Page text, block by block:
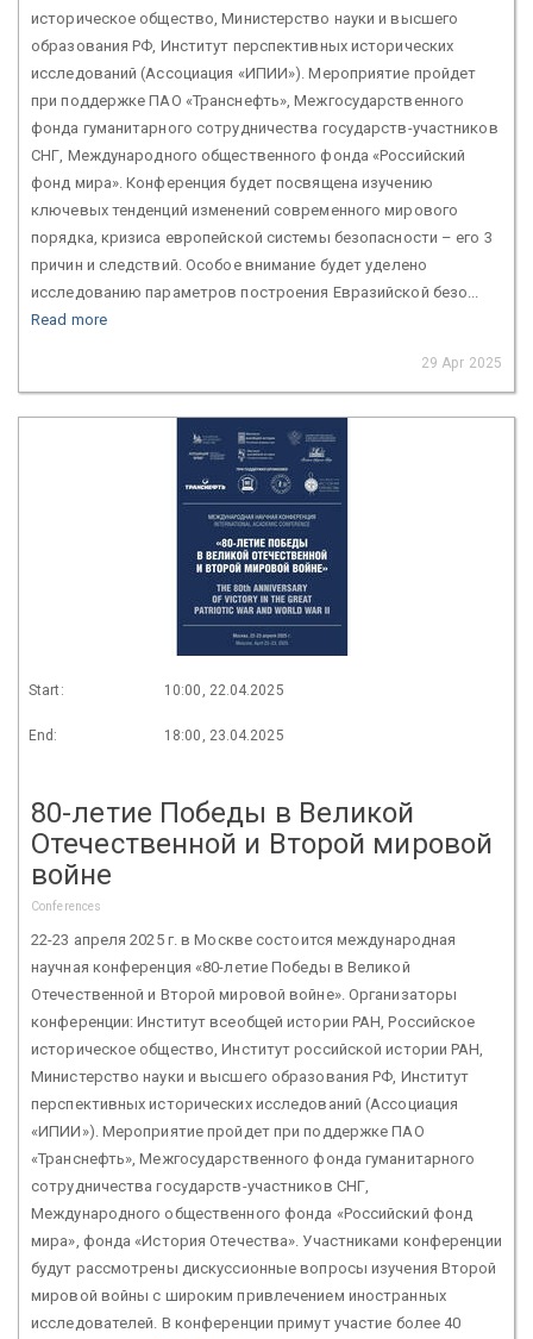
историческое общество, Министерство науки и высшего
образования РФ, Институт перспективных исторических
исследований (Ассоциация «ИПИИ»). Мероприятие пройдет
при поддержке ПАО «Транснефть», Межгосударственного
фонда гуманитарного сотрудничества государств-участников
СНГ, Международного общественного фонда «Российский
фонд мира». Конференция будет посвящена изучению
ключевых тенденций изменений современного мирового
порядка, кризиса европейской системы безопасности – его 3
причин и следствий. Особое внимание будет уделено
исследованию параметров построения Евразийской безо...
Read more
29 Apr 2025
Start: 10:00, 22.04.2025
End: 18:00, 23.04.2025
80-летие Победы в Великой
Отечественной и Второй мировой
войне
Conferences
22-23 апреля 2025 г. в Москве состоится международная
научная конференция «80-летие Победы в Великой
Отечественной и Второй мировой войне». Организаторы
конференции: Институт всеобщей истории РАН, Российское
историческое общество, Институт российской истории РАН,
Министерство науки и высшего образования РФ, Институт
перспективных исторических исследований (Ассоциация
«ИПИИ»). Мероприятие пройдет при поддержке ПАО
«Транснефть», Межгосударственного фонда гуманитарного
сотрудничества государств-участников СНГ,
Международного общественного фонда «Российский фонд
мира», фонда «История Отечества». Участниками конференции
будут рассмотрены дискуссионные вопросы изучения Второй
мировой войны с широким привлечением иностранных
исследователей. В конференции примут участие более 40